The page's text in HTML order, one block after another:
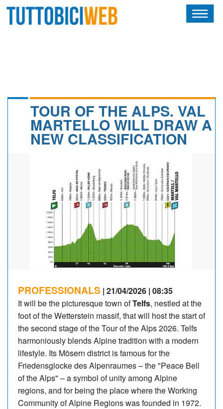
CALENDARIO
NEWSLETTER
TOUR OF THE ALPS. VAL
MARTELLO WILL DRAW A
NEW CLASSIFICATION
PROFESSIONALS | 21/04/2026 | 08:35
It will be the picturesque town ofTelfs, nestled at the
foot of the Wetterstein massif, that will host the start of
the second stage of the Tour of the Alps 2026. Telfs
harmoniously blends Alpine tradition with a modern
lifestyle. Its Mösern district is famous for the
Friedensglocke des Alpenraumes – the "Peace Bell
of the Alps" – a symbol of unity among Alpine
regions, and for being the place where the Working
Community of Alpine Regions was founded in 1972.